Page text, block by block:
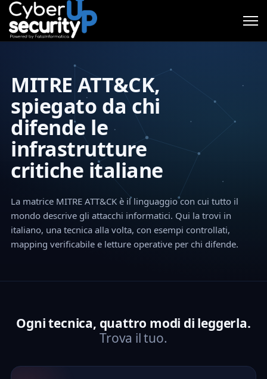
MITRE ATT&CK,
spiegato da chi
difende le
infrastrutture
critiche italiane
La matrice MITRE ATT&CK è il linguaggio con cui tutto il
mondo descrive gli attacchi informatici. Qui la trovi in
italiano, una tecnica alla volta, con esempi controllati,
mapping verificabile e letture operative per chi difende.
Ogni tecnica, quattro modi di leggerla.
Trova il tuo.